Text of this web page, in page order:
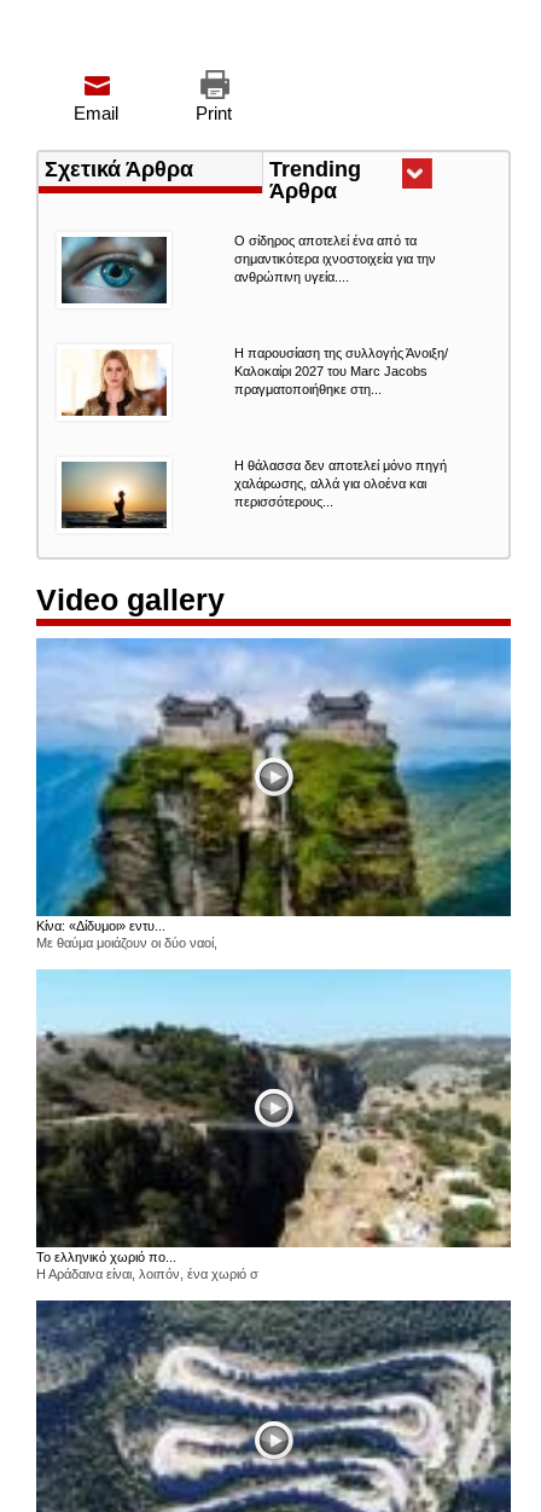
Print
Email
Σχετικά Άρθρα
Trending
Άρθρα(ενεργή
Ο σίδηρος αποτελεί ένα από τα
σημαντικότερα ιχνοστοιχεία για την
ανθρώπινη υγεία....
Η παρουσίαση της συλλογής Άνοιξη/
Καλοκαίρι 2027 του Marc Jacobs
πραγματοποιήθηκε στη...
Η θάλασσα δεν αποτελεί μόνο πηγή
χαλάρωσης, αλλά για ολοένα και
περισσότερους...
Video gallery
Κίνα: «Δίδυμοι» εντυ...
Με θαύμα μοιάζουν οι δύο ναοί,
Το ελληνικό χωριό πο...
Η Αράδαινα είναι, λοιπόν, ένα χωριό σ